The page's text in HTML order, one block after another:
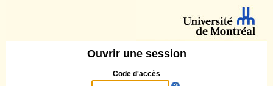
Ouvrir une session
Code d'accès